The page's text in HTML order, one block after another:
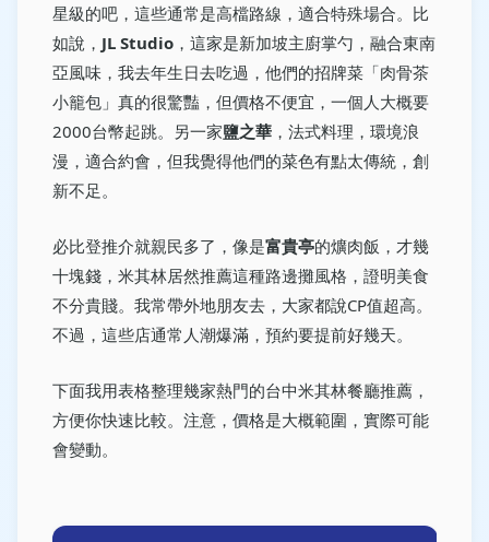
星級的吧，這些通常是高檔路線，適合特殊場合。比
如說， JL Studio ，這家是新加坡主廚掌勺，融合東南
亞風味，我去年生日去吃過，他們的招牌菜「肉骨茶
小籠包」真的很驚豔，但價格不便宜，一個人大概要
2000台幣起跳。另一家鹽之華 ，法式料理，環境浪
漫，適合約會，但我覺得他們的菜色有點太傳統，創
新不足。
必比登推介就親民多了，像是富貴亭的爌肉飯，才幾
十塊錢，米其林居然推薦這種路邊攤風格，證明美食
不分貴賤。我常帶外地朋友去，大家都說CP值超高。
不過，這些店通常人潮爆滿，預約要提前好幾天。
下面我用表格整理幾家熱門的台中米其林餐廳推薦，
方便你快速比較。注意，價格是大概範圍，實際可能
會變動。